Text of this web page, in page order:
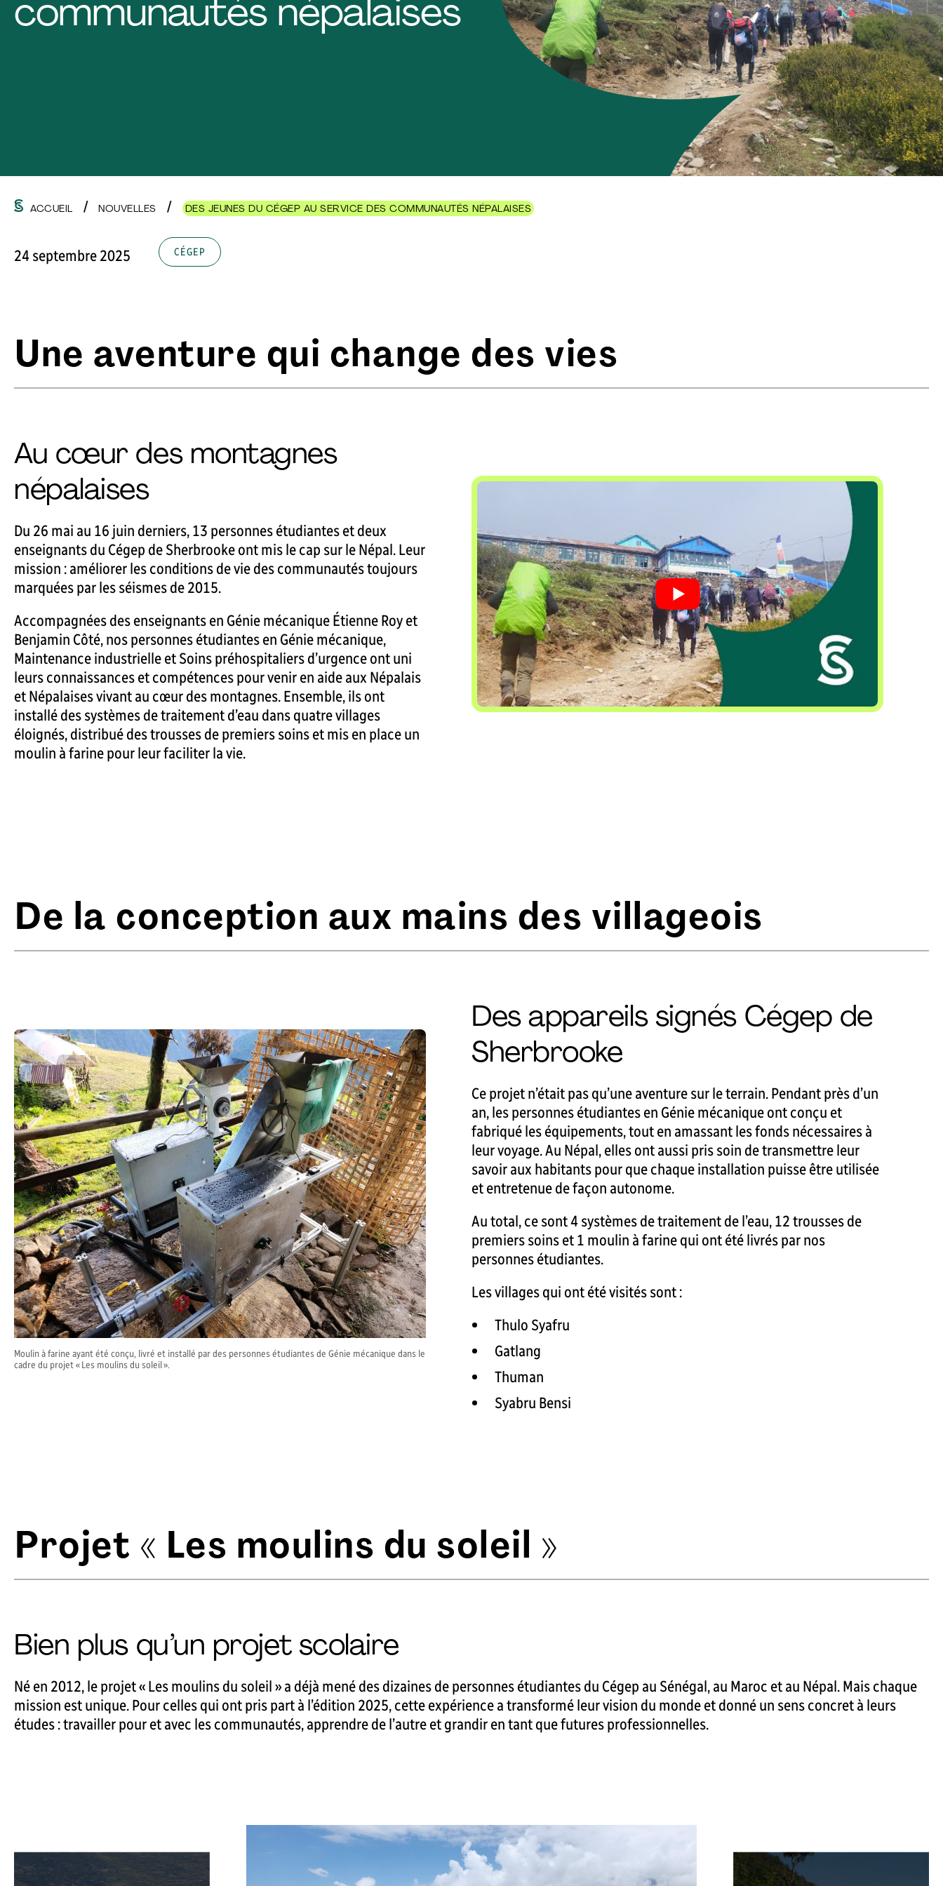
communautés népalaises
ACCUEIL NOUVELLES DES JEUNES DU CÉGEP AU SERVICE DES COMMUNAUTÉS NÉPALAISES
24 septembre 2025 CÉGEP
Une aventure qui change des vies
Au cœur des montagnes
népalaises
Du 26 mai au 16 juin derniers, 13 personnes étudiantes et deux
enseignants du Cégep de Sherbrooke ont mis le cap sur le Népal. Leur
mission : améliorer les conditions de vie des communautés toujours
marquées par les séismes de 2015.
Accompagnées des enseignants en Génie mécanique Étienne Roy et
Benjamin Côté, nos personnes étudiantes en Génie mécanique,
Maintenance industrielle et Soins préhospitaliers d’urgence ont uni
leurs connaissances et compétences pour venir en aide aux Népalais
et Népalaises vivant au cœur des montagnes. Ensemble, ils ont
installé des systèmes de traitement d’eau dans quatre villages
éloignés, distribué des trousses de premiers soins et mis en place un
moulin à farine pour leur faciliter la vie.
De la conception aux mains des villageois
Moulin à farine ayant été conçu, livré et installé par des personnes étudiantes de Génie mécanique dans le
cadre du projet « Les moulins du soleil ».
Des appareils signés Cégep de
Sherbrooke
Ce projet n’était pas qu’une aventure sur le terrain. Pendant près d’un
an, les personnes étudiantes en Génie mécanique ont conçu et
fabriqué les équipements, tout en amassant les fonds nécessaires à
leur voyage. Au Népal, elles ont aussi pris soin de transmettre leur
savoir aux habitants pour que chaque installation puisse être utilisée
et entretenue de façon autonome.
Au total, ce sont 4 systèmes de traitement de l’eau, 12 trousses de
premiers soins et 1 moulin à farine qui ont été livrés par nos
personnes étudiantes.
Les villages qui ont été visités sont :
Thulo Syafru
Gatlang
Thuman
Syabru Bensi
Projet « Les moulins du soleil »
Bien plus qu’un projet scolaire
Né en 2012, le projet « Les moulins du soleil » a déjà mené des dizaines de personnes étudiantes du Cégep au Sénégal, au Maroc et au Népal. Mais chaque
mission est unique. Pour celles qui ont pris part à l’édition 2025, cette expérience a transformé leur vision du monde et donné un sens concret à leurs
études : travailler pour et avec les communautés, apprendre de l’autre et grandir en tant que futures professionnelles.
S
e